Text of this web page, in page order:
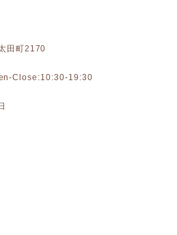
田町2170
Close:10:30-19:30